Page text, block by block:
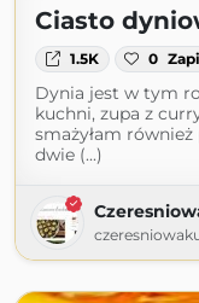
Ciasto
1.5K 0
Dynia jest w tym
kuchni, zupa z
smażyłam
dwie (...)